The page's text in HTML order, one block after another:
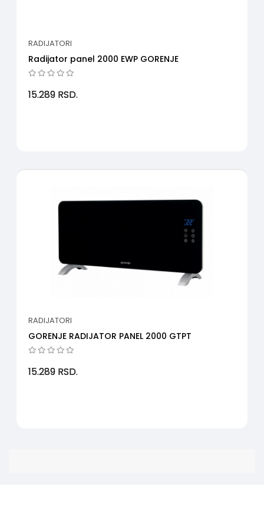
RADIJATORI
Radijator panel 2000 EWP GORENJE
15.289 RSD.
RADIJATORI
GORENJE RADIJATOR PANEL 2000 GTPT
15.289 RSD.